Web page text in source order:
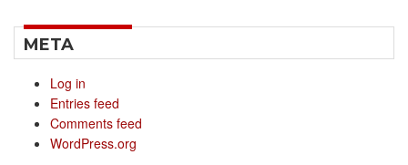
META
Log in
Entries feed
Comments feed
WordPress.org